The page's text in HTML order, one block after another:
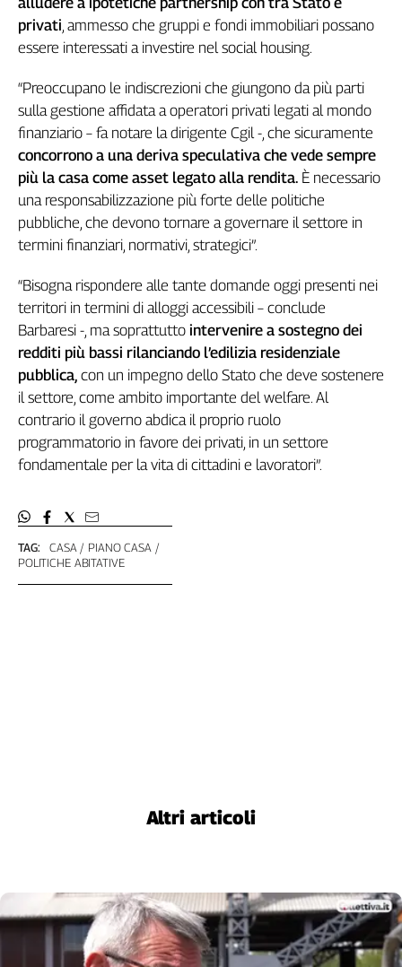
TAG: CASA
PIANO CASA
POLITICHE ABITATIVE
privati, ammesso che gruppi e fondi immobiliari possano
essere interessati a investire nel social housing.
“Preoccupano le indiscrezioni che giungono da più parti
sulla gestione affidata a operatori privati legati al mondo
finanziario – fa notare la dirigente Cgil -, che sicuramente
concorrono a una deriva speculativa che vede sempre
più la casa come asset legato alla rendita. È necessario
una responsabilizzazione più forte delle politiche
pubbliche, che devono tornare a governare il settore in
termini finanziari, normativi, strategici”.
“Bisogna rispondere alle tante domande oggi presenti nei
territori in termini di alloggi accessibili – conclude
Barbaresi -, ma soprattutto intervenire a sostegno dei
redditi più bassi rilanciando l’edilizia residenziale
pubblica, con un impegno dello Stato che deve sostenere
il settore, come ambito importante del welfare. Al
contrario il governo abdica il proprio ruolo
programmatorio in favore dei privati, in un settore
fondamentale per la vita di cittadini e lavoratori”.
Altri articoli